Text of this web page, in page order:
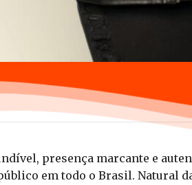
presença marcante e
em todo o Brasil. Natural